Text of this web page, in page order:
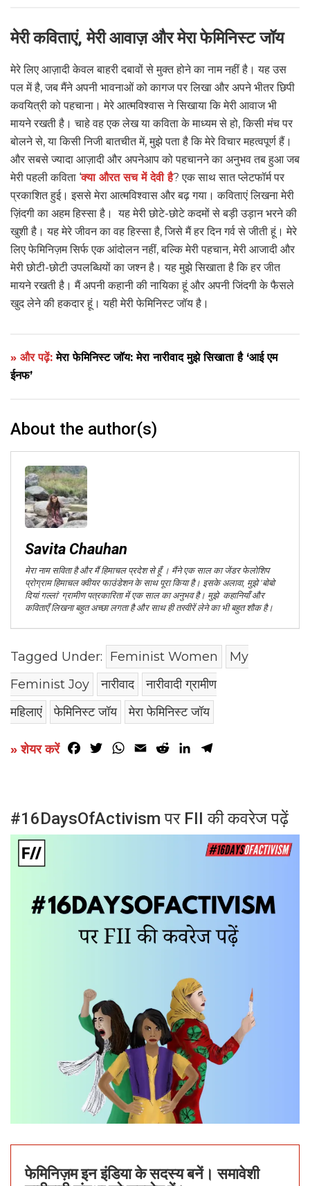
मेरी कविताएं, मेरी आवाज़ और मेरा फेमिनिस्ट जॉय
मेरे लिए आज़ादी केवल बाहरी दबावों से मुक्त होने का नाम नहीं है। यह उस
पल में है, जब मैंने अपनी भावनाओं को कागज पर लिखा और अपने भीतर छिपी
कवयित्री को पहचाना। मेरे आत्मविश्वास ने सिखाया कि मेरी आवाज भी
मायने रखती है। चाहे वह एक लेख या कविता के माध्यम से हो, किसी मंच पर
बोलने से, या किसी निजी बातचीत में, मुझे पता है कि मेरे विचार महत्वपूर्ण हैं।
और सबसे ज्यादा आज़ादी और अपनेआप को पहचानने का अनुभव तब हुआ जब
मेरी पहली कविता ‘क्या औरत सच में देवी है? एक साथ सात प्लेटफॉर्म पर
प्रकाशित हुई। इससे मेरा आत्मविश्वास और बढ़ गया। कविताएं लिखना मेरी
ज़िंदगी का अहम हिस्सा है। यह मेरी छोटे-छोटे कदमों से बड़ी उड़ान भरने की
खुशी है। यह मेरे जीवन का वह हिस्सा है, जिसे मैं हर दिन गर्व से जीती हूं। मेरे
लिए फेमिनिज़म सिर्फ एक आंदोलन नहीं, बल्कि मेरी पहचान, मेरी आजादी और
मेरी छोटी-छोटी उपलब्धियों का जश्न है। यह मुझे सिखाता है कि हर जीत
मायने रखती है। मैं अपनी कहानी की नायिका हूं और अपनी जिंदगी के फैसले
खुद लेने की हकदार हूं। यही मेरी फेमिनिस्ट जॉय है।
» और पढ़ें:मेरा फेमिनिस्ट जॉय: मेरा नारीवाद मुझे सिखाता है ‘आई एम
ईनफ’
About the author(s)
Savita Chauhan
मेरा नाम सविता है और मैं हिमाचल प्रदेश से हूँ । मैंने एक साल का जेंडर फेलोशिप
प्रोग्राम हिमाचल क्वीयर फाउंडेशन के साथ पूरा किया है। इसके अलावा, मुझे 'बोबो
दियां गल्लां' ग्रामीण पत्रकारिता में एक साल का अनुभव है। मुझे कहानियाँ और
कविताएँ लिखना बहुत अच्छा लगता है और साथ ही तस्वीरें लेने का भी बहुत शौक है।
Tagged Under: Feminist Women
My
Feminist Joy
नारीवाद
नारीवादी ग्रामीण
महिलाएं
फेमिनिस्ट जॉय मेरा फेमिनिस्ट जॉय
» शेयर करें Facebook
TwitterWhatsApp
Email RedditLinkedIn
#16DaysOfActivism पर FII की कवरेज पढ़ें
फेमिनिज़म इन इंडिया के सदस्य बनें। समावेशी